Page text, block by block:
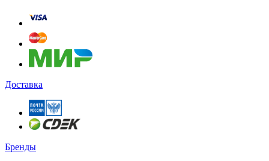
Доставка
Бренды